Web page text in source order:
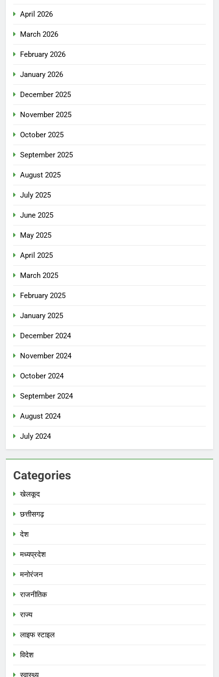
April 2026
March 2026
February 2026
January 2026
December 2025
November 2025
October 2025
September 2025
August 2025
July 2025
June 2025
May 2025
April 2025
March 2025
February 2025
January 2025
December 2024
November 2024
October 2024
September 2024
August 2024
July 2024
Categories
खेलकूद
छत्तीसगढ़
देश
मध्‍यप्रदेश
मनोरंजन
राजनीतिक
राज्य
लाइफ स्टाइल
विदेश
स्‍वास्‍थ्‍य